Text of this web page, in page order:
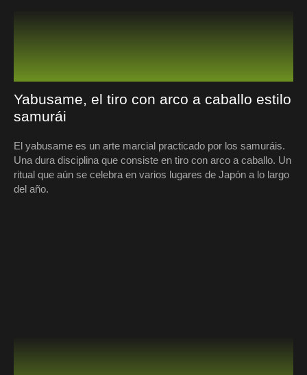
Yabusame, el tiro con arco a caballo estilo
samurái
El yabusame es un arte marcial practicado por los samuráis.
Una dura disciplina que consiste en tiro con arco a caballo. Un
ritual que aún se celebra en varios lugares de Japón a lo largo
del año.